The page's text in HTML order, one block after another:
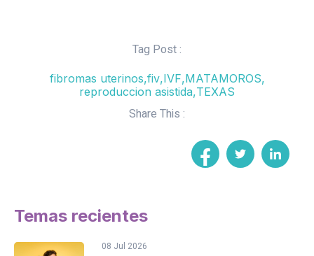
Tag Post :
fibromas uterinos,fiv,IVF,MATAMOROS,
reproduccion asistida,TEXAS
Share This :
Temas recientes
08 Jul 2026